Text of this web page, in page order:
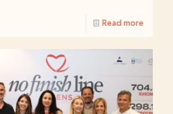
Read more